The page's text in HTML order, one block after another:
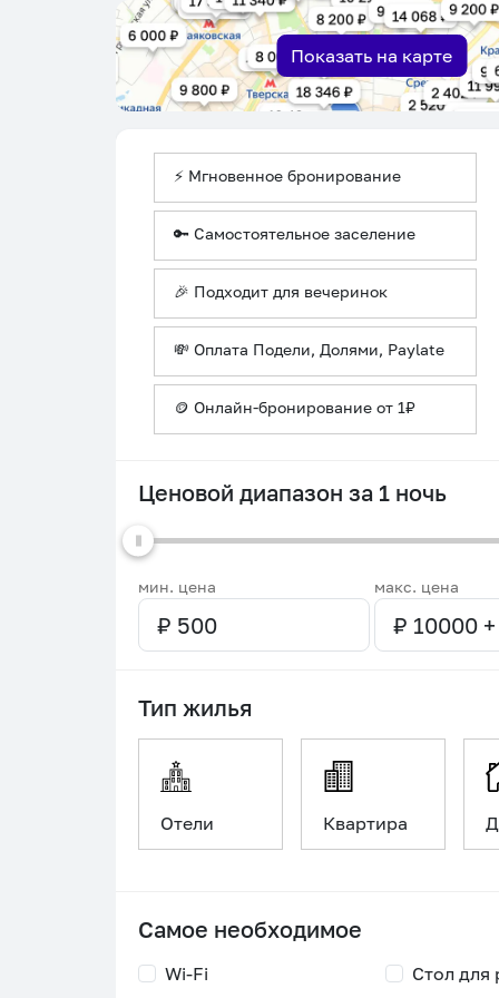
Показать на карте
⚡ Мгновенное бронирование
🔑 Самостоятельное заселение
🎉 Подходит для вечеринок
💸 Оплата Подели, Долями, Paylate
🪙 Онлайн-бронирование от 1₽
Ценовой диапазон за 1 ночь
мин. цена макс. цена
Тип жилья
Отели Квартира
Самое необходимое
Wi-Fi
Стол для